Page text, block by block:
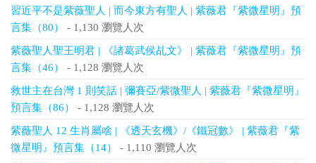
習近平不是紫薇聖人 | 而今東方有聖人 | 紫薇君『紫微星明』預
言集（80）
- 1,130 瀏覽人次
紫薇聖人聖王明君 | 《諸葛武侯乩文》 | 紫薇君『紫微星明』預
言集（46）
- 1,128 瀏覽人次
救世主在台灣 1 則笑話 | 彌賽亞/紫微聖人 | 紫薇君『紫微星明』
預言集（86）
- 1,128 瀏覽人次
紫薇聖人 12 生肖屬啥 | 《透天玄機》/《鐵冠數》 | 紫薇君『紫
微星明』預言集（14）
- 1,110 瀏覽人次